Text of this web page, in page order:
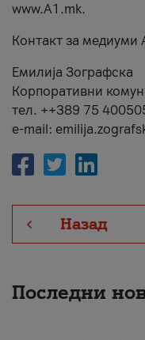
www.А1.mk.
Контакт за медиуми
Емилија Зографска
Корпоративни
тел. ++389 75
e-mail:
Назад
Последни